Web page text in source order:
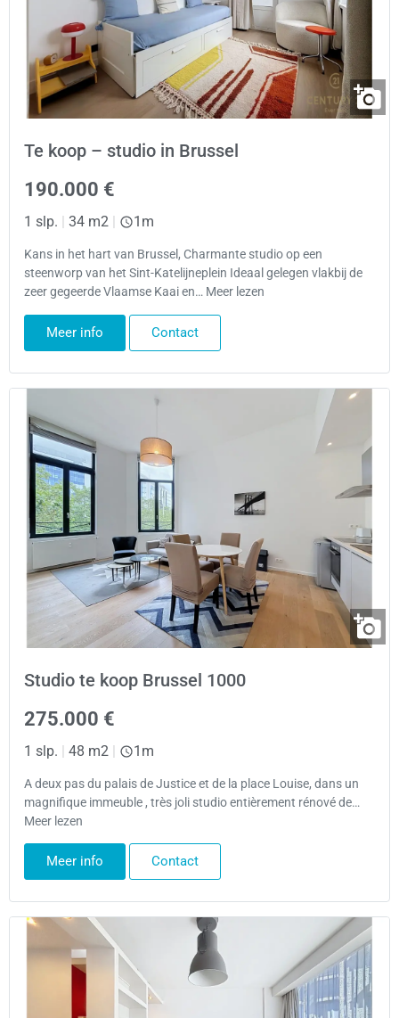
Te koop – studio in Brussel
190.000 €
1 slp. | 34 m2 | 1m
Kans in het hart van Brussel, Charmante studio op een
steenworp van het Sint-Katelijneplein Ideaal gelegen vlakbij de
zeer gegeerde Vlaamse Kaai en… Meer lezen
Meer info Contact
Studio te koop Brussel 1000
275.000 €
1 slp. | 48 m2 | 1m
A deux pas du palais de Justice et de la place Louise, dans un
magnifique immeuble , très joli studio entièrement rénové de…
Meer lezen
Meer info Contact